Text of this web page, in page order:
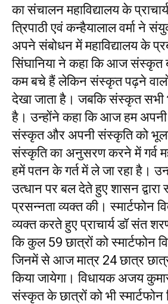
का संचालन महाविद्यालय के
त्रिपाठी एवं कन्हैयालाल वर्मा ने
अपने संबोधन में महाविद्यालय के
सिंघानिया ने कहा कि आज संस्कृत
कम बचे हैं लेकिन संस्कृत पढ़ने वालों
देखा जाता है। जबकि संस्कृत सभी
है। उन्होंने कहा कि आज हम अपनी
संस्कृत और अपनी संस्कृति को
संस्कृति का अनुसरण करने में गर्व
हमें पतन के गर्त में ले जा रहा है।
उत्धान पर बल देते हुए शासन द्वारा
प्रसन्नता व्यक्त की। स्मार्टफोन
व्यक्त करते हुए प्राचार्य डॉ संत
कि कुल 59 छात्रों को स्मार्टफोन
जिनमें से आज मात्र 24 छात्र
किया जायेगा। विधायक अजय
संस्कृत के छात्रों को भी